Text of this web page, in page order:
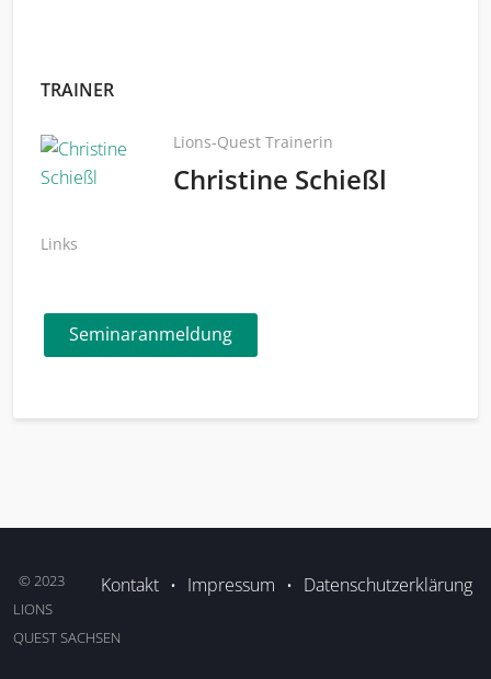
TRAINER
Lions-Quest Trainerin
Christine Schießl
Links
Seminaranmeldung
Kontakt • Impressum • Datenschutzerklärung
© 2023
LIONS
QUEST SACHSEN